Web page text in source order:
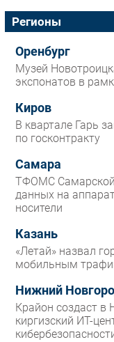
Регионы
Оренбург
Музей
экспонатов в
Киров
В квартале Гарь
по госконтракту
Самара
ТФОМС Самарской
данных на
носители
Казань
«Летай» назвал
мобильным
Нижний
Крайон создаст в
киргизский ИТ-